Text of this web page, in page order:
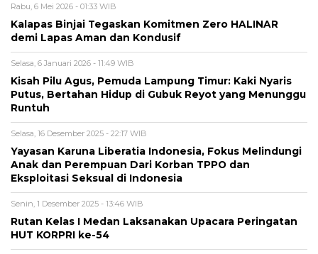
Rabu, 6 Mei 2026 - 01:33 WIB
Kalapas Binjai Tegaskan Komitmen Zero HALINAR
demi Lapas Aman dan Kondusif
Selasa, 6 Januari 2026 - 11:49 WIB
Kisah Pilu Agus, Pemuda Lampung Timur: Kaki Nyaris
Putus, Bertahan Hidup di Gubuk Reyot yang Menunggu
Runtuh
Selasa, 16 Desember 2025 - 22:17 WIB
Yayasan Karuna Liberatia Indonesia, Fokus Melindungi
Anak dan Perempuan Dari Korban TPPO dan
Eksploitasi Seksual di Indonesia
Senin, 1 Desember 2025 - 13:46 WIB
Rutan Kelas I Medan Laksanakan Upacara Peringatan
HUT KORPRI ke-54